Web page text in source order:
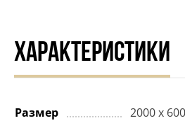
ХАРАКТЕРИСТИКИ
Размер
2000 х